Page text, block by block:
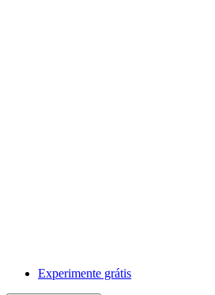
Experimente grátis